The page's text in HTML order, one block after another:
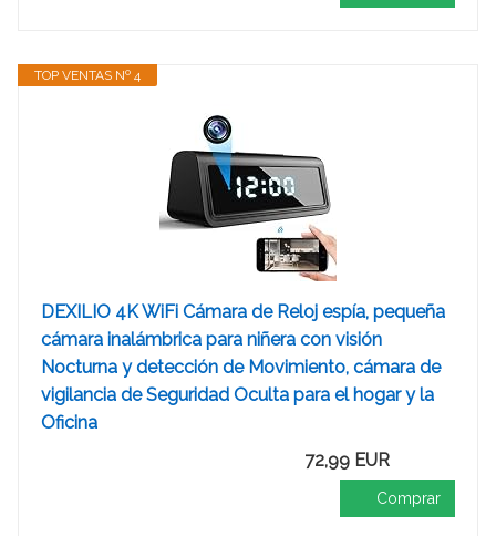
TOP VENTAS Nº 4
DEXILIO 4K WiFi Cámara de Reloj espía, pequeña
cámara inalámbrica para niñera con visión
Nocturna y detección de Movimiento, cámara de
vigilancia de Seguridad Oculta para el hogar y la
Oficina
72,99 EUR
Comprar